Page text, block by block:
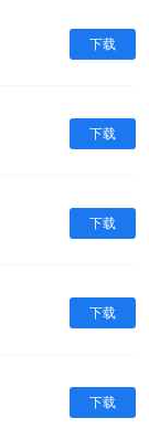
下载
下载
下载
下载
下载